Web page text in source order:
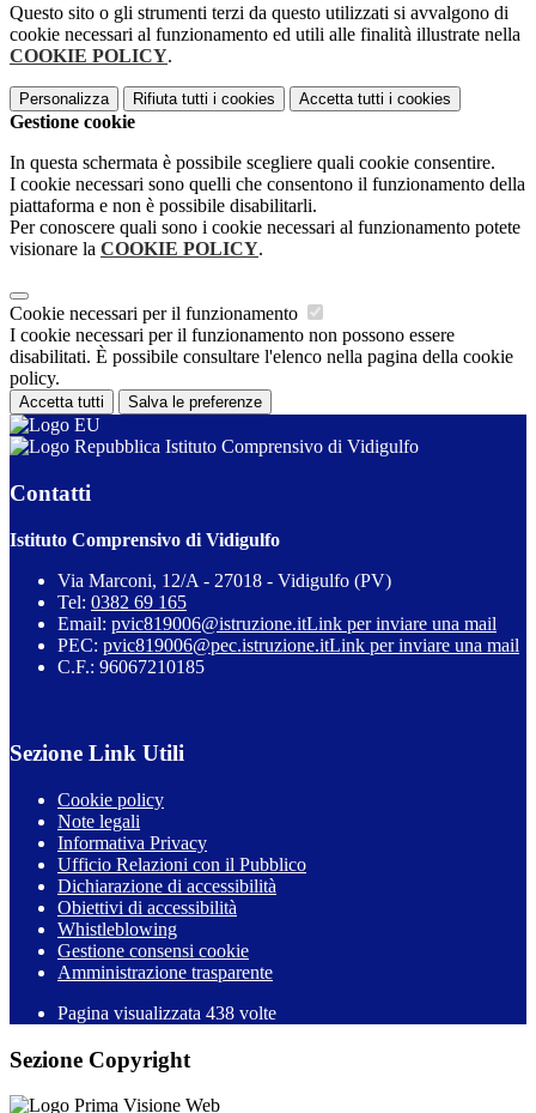
Questo sito o gli strumenti terzi da questo utilizzati si avvalgono di
cookie necessari al funzionamento ed utili alle finalità illustrate nella
COOKIE POLICY.
Personalizza Rifiuta tutti i cookies Accetta tutti i cookies
Gestione cookie
In questa schermata è possibile scegliere quali cookie consentire.
I cookie necessari sono quelli che consentono il funzionamento della
piattaforma e non è possibile disabilitarli.
Per conoscere quali sono i cookie necessari al funzionamento potete
visionare la COOKIE POLICY.
Cookie necessari per il funzionamento
I cookie necessari per il funzionamento non possono essere
disabilitati. È possibile consultare l'elenco nella pagina della cookie
policy.
Accetta tutti Salva le preferenze
Istituto Comprensivo di Vidigulfo
Contatti
Istituto Comprensivo di Vidigulfo
Via Marconi, 12/A - 27018 - Vidigulfo (PV)
Tel: 0382 69 165
Email: pvic819006@istruzione.itLink per inviare una mail
PEC: pvic819006@pec.istruzione.itLink per inviare una mail
C.F.: 96067210185
Sezione Link Utili
Cookie policy
Note legali
Informativa Privacy
Ufficio Relazioni con il Pubblico
Dichiarazione di accessibilità
Obiettivi di accessibilità
Whistleblowing
Gestione consensi cookie
Amministrazione trasparente
Pagina visualizzata 438 volte
Sezione Copyright